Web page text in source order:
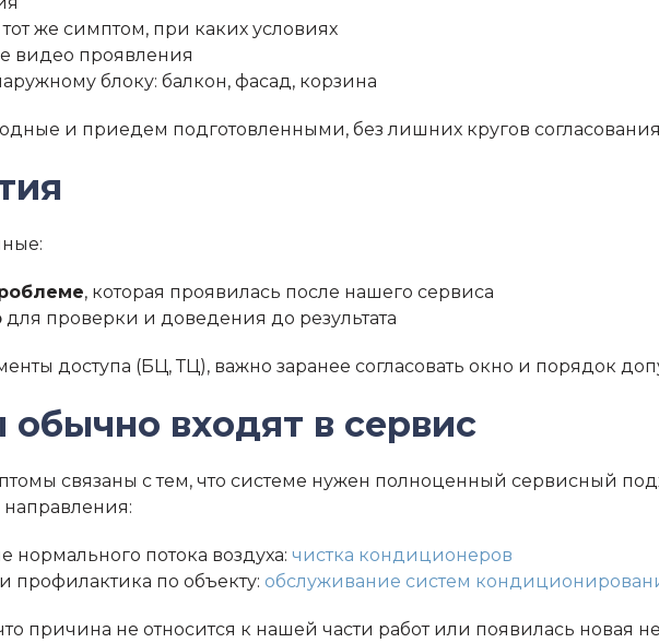
же симптом, при каких условиях
видео проявления
блоку: балкон, фасад, корзина
и приедем подготовленными, без лишних кругов
, которая проявилась после нашего сервиса
для проверки и доведения до результата
доступа (БЦ, ТЦ), важно заранее согласовать окно и порядок
обычно входят в сервис
связаны с тем, что системе нужен полноценный сервисный
нормального потока воздуха: чистка кондиционеров
профилактика по объекту: обслуживание систем
причина не относится к нашей части работ или появилась